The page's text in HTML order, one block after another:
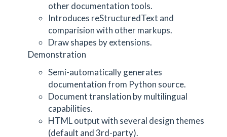
other documentation tools.
Introduces reStructuredText and
comparision with other markups.
Draw shapes by extensions.
Demonstration
Semi-automatically generates
documentation from Python source.
Document translation by multilingual
capabilities.
HTML output with several design themes
(default and 3rd-party).